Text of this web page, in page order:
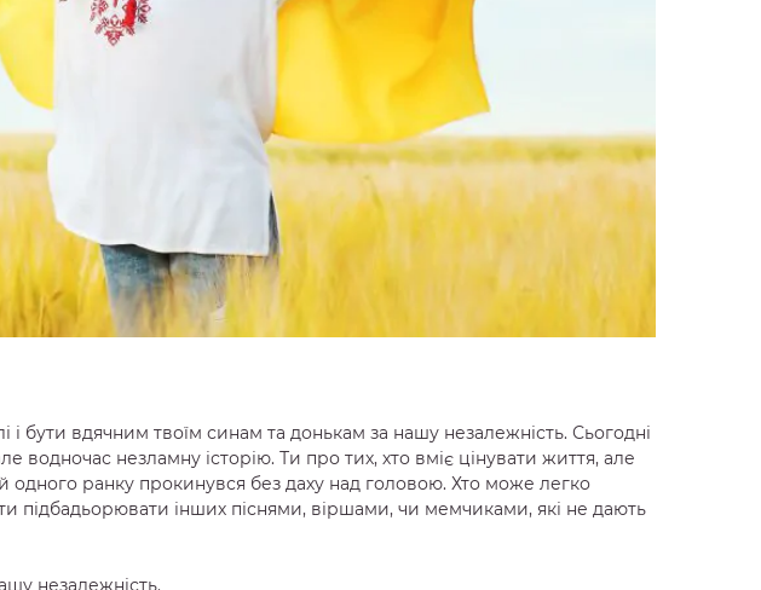
бути вдячним твоїм синам та донькам за нашу незалежність. Сьогодні
незламну історію. Ти про тих, хто вміє цінувати життя, але
одного ранку прокинувся без даху над головою. Хто може легко
підбадьорювати інших піснями, віршами, чи мемчиками, які не дають
незалежність.